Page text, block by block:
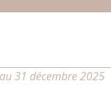
31 décembre 2025